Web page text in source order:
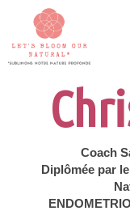
Coach
Diplômée par